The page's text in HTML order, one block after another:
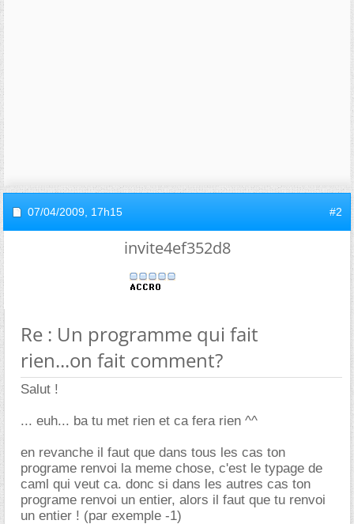
07/04/2009, 17h15 #2
invite4ef352d8
Re : Un programme qui fait
rien...on fait comment?
Salut !
... euh... ba tu met rien et ca fera rien ^^
en revanche il faut que dans tous les cas ton
programe renvoi la meme chose, c'est le typage de
caml qui veut ca. donc si dans les autres cas ton
programe renvoi un entier, alors il faut que tu renvoi
un entier ! (par exemple -1)